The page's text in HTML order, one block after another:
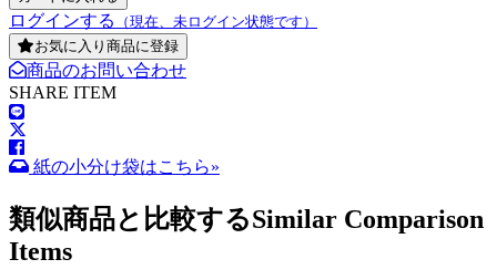
ログインする
（現在、未ログイン状態です）
お気に入り商品に登録
商品のお問い合わせ
SHARE ITEM
紙の小分け袋はこちら»
類似商品と比較するSimilar Comparison
Items